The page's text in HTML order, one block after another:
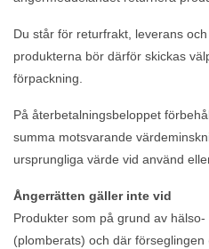
Du står för returfrakt, leverans
produkterna bör därför skickas
förpackning.
På återbetalningsbeloppet
summa motsvarande
ursprungliga värde vid använd
Ångerrätten gäller inte vid
Produkter som på grund av
(plomberats) och där